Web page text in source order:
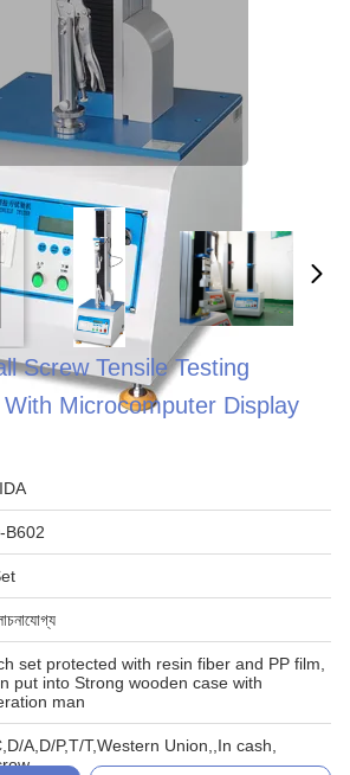
Screw Tensile Testing
Microcomputer Display
B602
set protected with resin fiber and PP film,
put into Strong wooden case with
man
A,D/P,T/T,Western Union,,In cash,